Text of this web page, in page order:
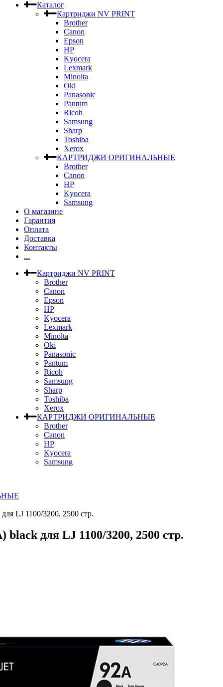
Каталог
Картриджи NV PRINT
Brother
Canon
Epson
HP
Kyocera
Lexmark
Minolta
Oki
Panasonic
Pantum
Ricoh
Samsung
Sharp
Toshiba
Xerox
КАРТРИДЖИ ОРИГИНАЛЬНЫЕ
Brother
Canon
HP
Kyocera
Samsung
О магазине
Гарантия
Оплата
Доставка
Контакты
...
Картриджи NV PRINT
Brother
Canon
Epson
HP
Kyocera
Lexmark
Minolta
Oki
Panasonic
Pantum
Ricoh
Samsung
Sharp
Toshiba
Xerox
КАРТРИДЖИ ОРИГИНАЛЬНЫЕ
Brother
Canon
HP
Kyocera
Samsung
LJ 1100/3200, 2500 стр.
black для LJ 1100/3200, 2500 стр.